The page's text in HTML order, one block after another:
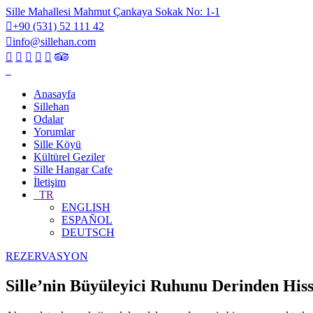
Sille Mahallesi Mahmut Çankaya Sokak No: 1-1
+90 (531) 52 111 42
info@sillehan.com
Anasayfa
Sillehan
Odalar
Yorumlar
Sille Köyü
Kültürel Geziler
Sille Hangar Cafe
İletişim
TR
ENGLISH
ESPAÑOL
DEUTSCH
REZERVASYON
Sille’nin Büyüleyici Ruhunu Derinden